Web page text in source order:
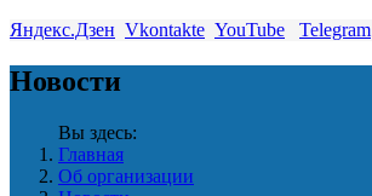
Яндекс.Дзен Vkontakte YouTube Telegram
Новости
Вы здесь:
Главная
Об организации